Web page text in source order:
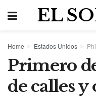
EL
Home Estados Unidos
Primero
de calles y